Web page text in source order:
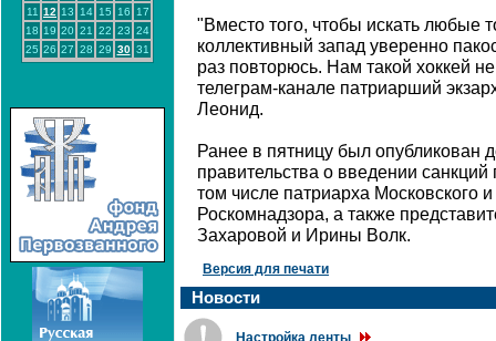
11 12 13 14 15 16
17
18 19 20 21 22 23 24
25 26 27 28 29 30 31
"Вместо того, чтобы искать любые
коллективный запад уверенно
раз повторюсь. Нам такой хоккей
телеграм-канале патриарший
Леонид.
Ранее в пятницу был опубликован
правительства о введении
том числе патриарха Московского
Роскомнадзора, а также
Захаровой и Ирины Волк.
Версия для печати
Новости
Настройка ленты